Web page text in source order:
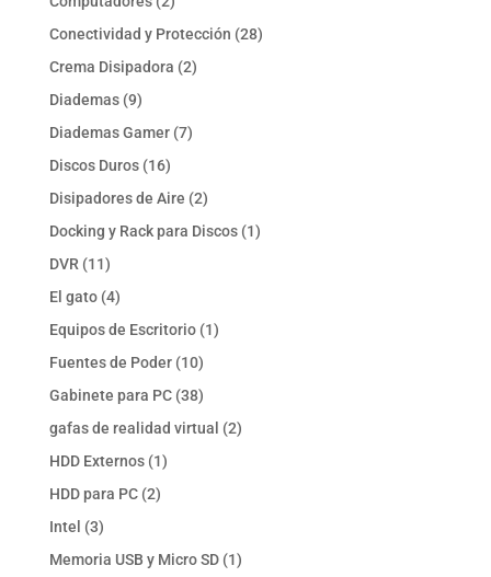
productos
Conectividad y Protección 2828
Crema Disipadora 22
Diademas 99
productos
Diademas Gamer 77
Discos Duros 1616
productos
Disipadores de Aire 22
productos
Docking y Rack para Discos 11
DVR 1111
productos
El gato 44
productos
Equipos de Escritorio 11
Fuentes de Poder 1010
productos
Gabinete para PC 3838
productos
gafas de realidad virtual 22
HDD Externos 11
HDD para PC 22
Intel 33
productos
Memoria USB y Micro SD 11